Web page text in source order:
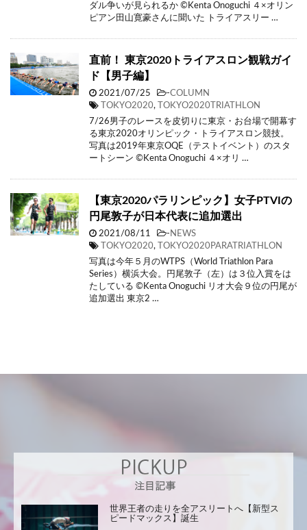
ダル争いが見られるか ©Kenta Onoguchi ４×オリン
ピアン田山寛豪さんに聞いた トライアスリー …
直前！ 東京2020トライアスロン観戦ガイ
ド【男子編】
2021/07/25 -COLUMN
TOKYO2020,
TOKYO2020TRIATHLON
7/26男子のレースを皮切りに東京・お台場で開幕す
る東京2020オリンピック・トライアスロン競技。
写真は2019年東京OQE（テストイベント）のスタ
ートシーン ©Kenta Onoguchi ４×オリ …
【東京2020パラリンピック】女子PTVIの
円尾敦子が日本代表に追加選出
2021/08/11 - NEWS
TOKYO2020,
TOKYO2020PARATRIATHLON
写真は今年５月のWTPS（World Triathlon Para
Series）横浜大会。円尾敦子（左）は３位入賞をは
たしている ©Kenta Onoguchi リオ大会９位の円尾が
追加選出 東京2 …
世界王者の走りを全アスリートへ【新型ス
ピードマックス】誕生